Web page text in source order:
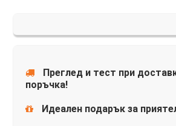
Преглед и тест при
поръчка!
Идеален подарък за